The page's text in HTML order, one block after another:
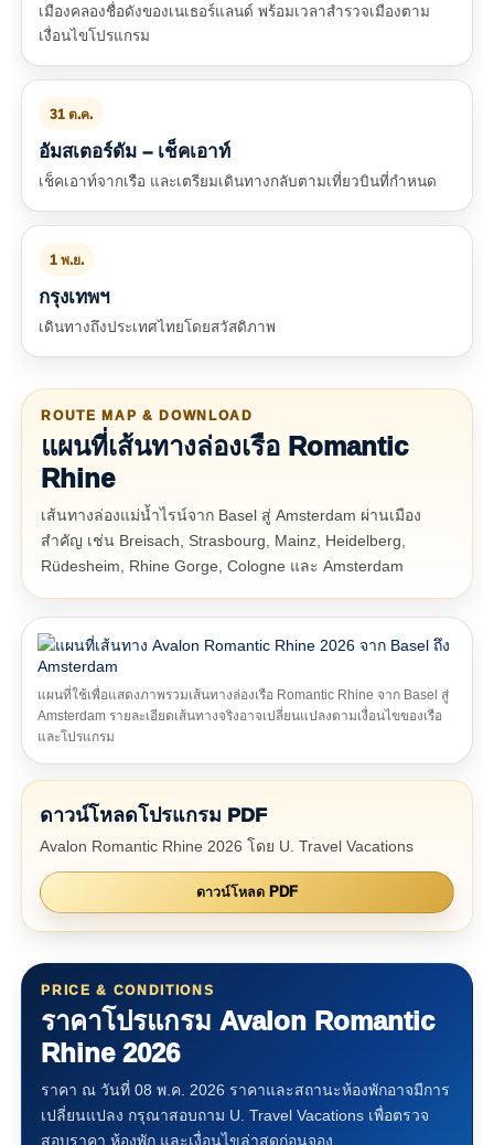
เมืองคลองชื่อดังของเนเธอร์แลนด์ พร้อมเวลาสำรวจเมืองตาม
เงื่อนไขโปรแกรม
31 ต.ค.
อัมสเตอร์ดัม – เช็คเอาท์
เช็คเอาท์จากเรือ และเตรียมเดินทางกลับตามเที่ยวบินที่กำหนด
1 พ.ย.
กรุงเทพฯ
เดินทางถึงประเทศไทยโดยสวัสดิภาพ
ROUTE MAP & DOWNLOAD
แผนที่เส้นทางล่องเรือ Romantic
Rhine
เส้นทางล่องแม่น้ำไรน์จาก Basel สู่ Amsterdam ผ่านเมือง
สำคัญ เช่น Breisach, Strasbourg, Mainz, Heidelberg,
Rüdesheim, Rhine Gorge, Cologne และ Amsterdam
แผนที่ใช้เพื่อแสดงภาพรวมเส้นทางล่องเรือ Romantic Rhine จาก Basel สู่
Amsterdam รายละเอียดเส้นทางจริงอาจเปลี่ยนแปลงตามเงื่อนไขของเรือ
และโปรแกรม
ดาวน์โหลดโปรแกรม PDF
Avalon Romantic Rhine 2026 โดย U. Travel Vacations
ดาวน์โหลด PDF
PRICE & CONDITIONS
ราคาโปรแกรม Avalon Romantic
Rhine 2026
ราคา ณ วันที่ 08 พ.ค. 2026 ราคาและสถานะห้องพักอาจมีการ
เปลี่ยนแปลง กรุณาสอบถาม U. Travel Vacations เพื่อตรวจ
สอบราคา ห้องพัก และเงื่อนไขล่าสุดก่อนจอง